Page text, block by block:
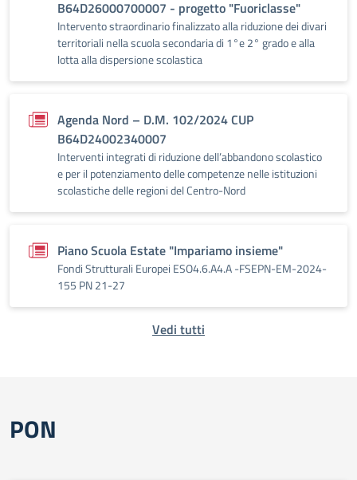
B64D26000700007 - progetto "Fuoriclasse"
Intervento straordinario finalizzato alla riduzione dei divari
territoriali nella scuola secondaria di 1°e 2° grado e alla
lotta alla dispersione scolastica
Agenda Nord – D.M. 102/2024 CUP
B64D24002340007
Interventi integrati di riduzione dell’abbandono scolastico
e per il potenziamento delle competenze nelle istituzioni
scolastiche delle regioni del Centro-Nord
Piano Scuola Estate "Impariamo insieme"
Fondi Strutturali Europei ESO4.6.A4.A -FSEPN-EM-2024-
155 PN 21-27
Vedi tutti
PON